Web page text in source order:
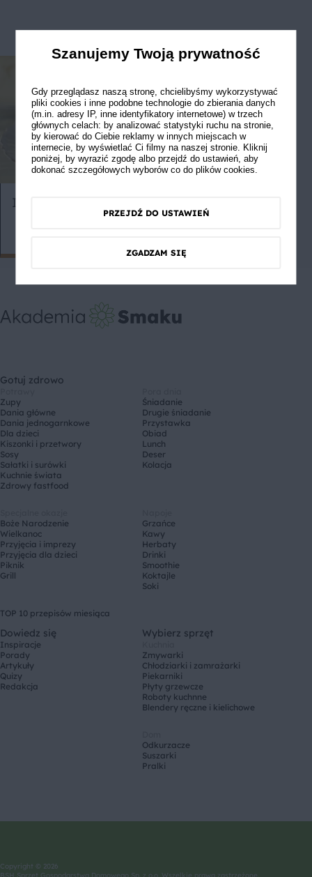
Idealny sernik
Gotuj zdrowo
Zupy
Dania główne
Dania jednogarnkowe
Dla dzieci
Kiszonki i przetwory
Sosy
Sałatki i surówki
Kuchnie świata
Zdrowy fastfood
Śniadanie
Drugie śniadanie
Przystawka
Obiad
Lunch
Deser
Kolacja
Boże Narodzenie
Wielkanoc
Przyjęcia i imprezy
Przyjęcia dla dzieci
Piknik
Grill
Grzańce
Kawy
Herbaty
Drinki
Smoothie
Koktajle
Soki
TOP 10 przepisów miesiąca
Dowiedz się
Inspiracje
Porady
Artykuły
Quizy
Redakcja
Wybierz sprzęt
Zmywarki
Chłodziarki i zamrażarki
Piekarniki
Płyty grzewcze
Roboty kuchnne
Blendery ręczne i kielichowe
Odkurzacze
Suszarki
Pralki
Copyright © 2026
BSH Sprzęt Gospodarstwa Domowego Sp. z o.o. Wszelkie prawa zastrzeżone.
Szanujemy Twoją prywatność
Gdy przeglądasz naszą stronę, chcielibyśmy wykorzystywać
pliki cookies i inne podobne technologie do zbierania danych
(m.in. adresy IP, inne identyfikatory internetowe) w trzech
głównych celach: by analizować statystyki ruchu na stronie,
by kierować do Ciebie reklamy w innych miejscach w
internecie, by wyświetlać Ci filmy na naszej stronie. Kliknij
poniżej, by wyrazić zgodę albo przejdź do ustawień, aby
dokonać szczegółowych wyborów co do plików cookies.
PRZEJDŹ DO USTAWIEŃ
ZGADZAM SIĘ